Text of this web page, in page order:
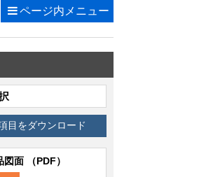
ページ内 メニュー
目をダウンロード
図面 （PDF）